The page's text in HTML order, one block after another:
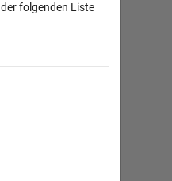
folgenden Liste